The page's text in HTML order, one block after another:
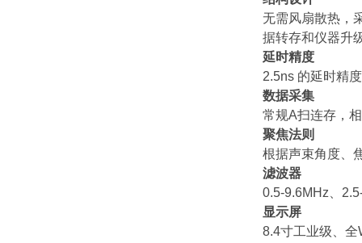
无需风扇散热，
据转存和仪器升
延时精度
2.5ns 的延时精
数据采集
常规A扫连存，
聚焦法则
根据声束角度、
滤波器
0.5-9.6MHz、
显示屏
8.4寸工业级、